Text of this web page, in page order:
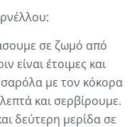
σε ζωμό από
είναι έτοιμες και
με τον κόκορα
και σερβίρουμε.
δεύτερη μερίδα σε